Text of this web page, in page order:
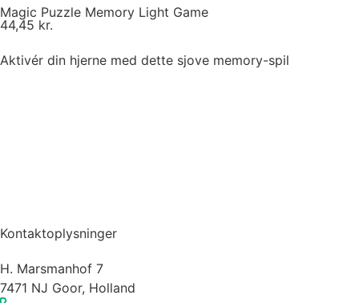
Magic Puzzle Memory Light Game
44,45 kr.
Aktivér din hjerne med dette sjove memory-spil
Kontaktoplysninger
H. Marsmanhof 7
7471 NJ Goor, Holland